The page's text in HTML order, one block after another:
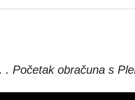
. Početak obračuna s